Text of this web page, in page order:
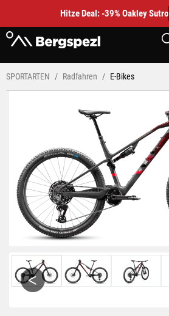
Hitze Deal: -39% Oakley Sutro
SPORTARTEN Radfahren E-Bikes